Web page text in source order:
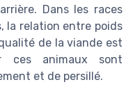
Dans les races
la relation entre poids
de la viande est
ces animaux sont
et de persillé.